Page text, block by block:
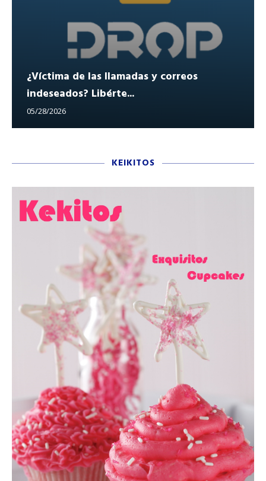
¿Víctima de las llamadas y correos
indeseados? Libérte...
05/28/2026
KEIKITOS